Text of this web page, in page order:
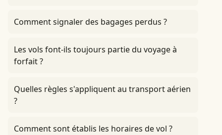
Comment signaler des bagages perdus ?
Les vols font-ils toujours partie du voyage à
forfait ?
Quelles règles s'appliquent au transport aérien
?
Comment sont établis les horaires de vol ?